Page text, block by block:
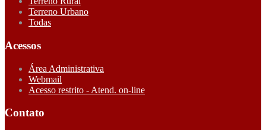
Terreno Urbano
Todas
Acessos
Área Administrativa
Webmail
Acesso restrito - Atend. on-line
Contato